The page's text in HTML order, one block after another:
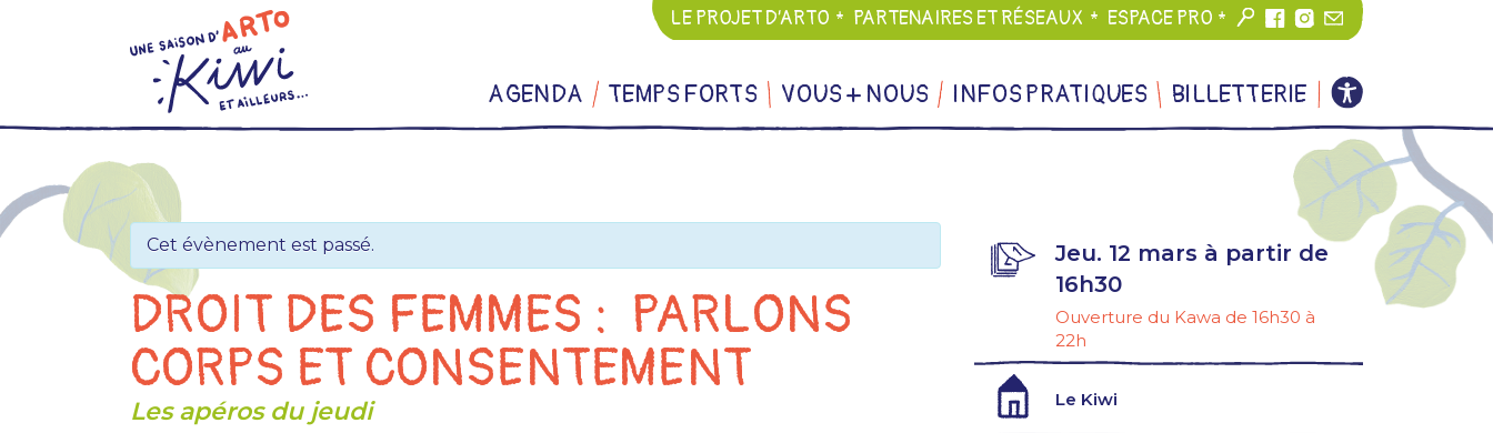
LE PROJET D’ARTO PARTENAIRES ET RÉSEAUX ESPACE PRO
AGENDA TEMPS FORTS VOUS + NOUS INFOS PRATIQUES BILLETTERIE
Cet évènement est passé.
DROIT DES FEMMES : PARLONS
CORPS ET CONSENTEMENT
Les apéros du jeudi
Jeu. 12 mars à partir de
16h30
Ouverture du Kawa de 16h30 à
22h
Le Kiwi